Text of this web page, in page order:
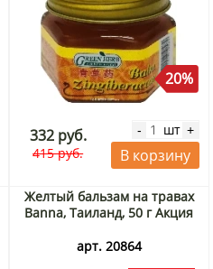
20%
332 руб.
415 руб.
- шт +
В корзину
Желтый бальзам на травах
Banna, Таиланд, 50 г Акция
арт. 20864